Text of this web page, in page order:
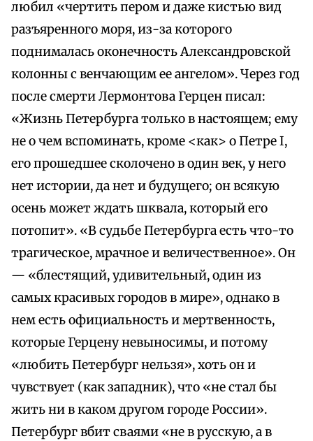
любил «чертить пером и даже кистью вид
разъяренного моря, из-за которого
поднималась оконечность Александровской
колонны с венчающим ее ангелом». Через год
после смерти Лермонтова Герцен писал:
«Жизнь Петербурга только в настоящем; ему
не о чем вспоминать, кроме <как> о Петре I,
его прошедшее сколочено в один век, у него
нет истории, да нет и будущего; он всякую
осень может ждать шквала, который его
потопит». «В судьбе Петербурга есть что-то
трагическое, мрачное и величественное». Он
— «блестящий, удивительный, один из
самых красивых городов в мире», однако в
нем есть официальность и мертвенность,
которые Герцену невыносимы, и потому
«любить Петербург нельзя», хоть он и
чувствует (как западник), что «не стал бы
жить ни в каком другом городе России».
Петербург вбит сваями «не в русскую, а в